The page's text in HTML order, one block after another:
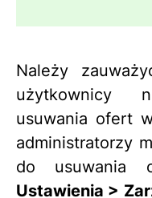
Należy
użytkownicy
usuwania ofert
administratorzy
do usuwania
Ustawienia >